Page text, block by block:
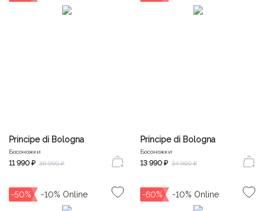
Principe di Bologna
Босоножки
11 990 ₽ 39 990 ₽
Principe di Bologna
Босоножки
13 990 ₽ 34 990 ₽
-50% -60%